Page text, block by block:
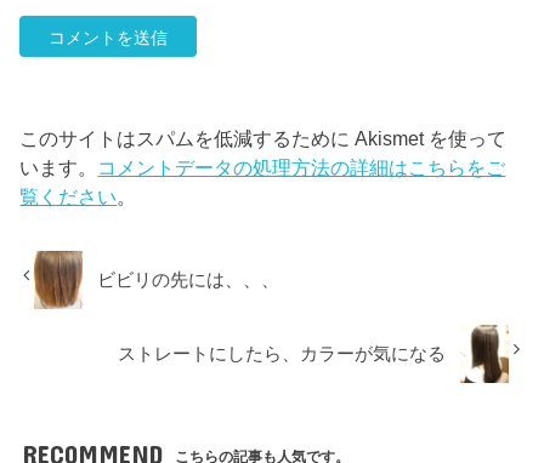
このサイトはスパムを低減するために Akismet を使って
います。 コメントデータの処理方法の詳細はこちらをご
覧ください。
ビビリの先には、、、
ストレートにしたら、カラーが気になる
RECOMMEND こちらの記事も人気です。